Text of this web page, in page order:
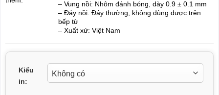
– Vung nồi: Nhôm đánh bóng, dày 0.9 ± 0.1 mm
– Đáy nồi: Đáy thường, không dùng được trên
bếp từ
– Xuất xứ: Việt Nam
Kiểu
in: